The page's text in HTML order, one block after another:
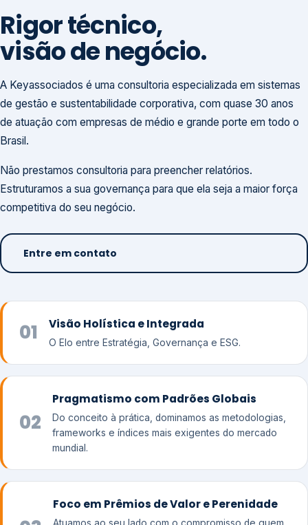
Rigor técnico,
visão de negócio.
A Keyassociados é uma consultoria especializada em sistemas
de gestão e sustentabilidade corporativa, com quase 30 anos
de atuação com empresas de médio e grande porte em todo o
Brasil.
Não prestamos consultoria para preencher relatórios.
Estruturamos a sua governança para que ela seja a maior força
competitiva do seu negócio.
Entre em contato
01 Visão Holística e Integrada
O Elo entre Estratégia, Governança e ESG.
02
Pragmatismo com Padrões Globais
Do conceito à prática, dominamos as metodologias,
frameworks e índices mais exigentes do mercado
mundial.
Foco em Prêmios de Valor e Perenidade